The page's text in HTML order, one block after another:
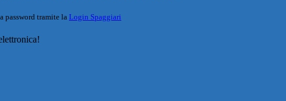
password tramite la Login Spaggiari